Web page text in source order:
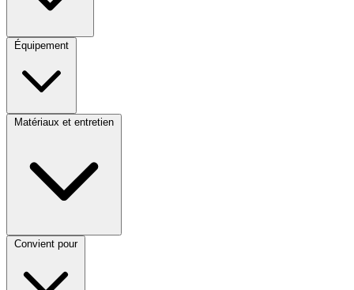
Équipement
Matériaux et entretien
Convient pour